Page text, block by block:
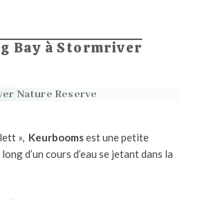
Bay à Stormriver
Nature Reserve
», Keurboomsest une petite
d’un cours d’eau se jetant dans la